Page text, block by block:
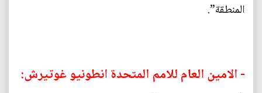
المنطقة”.
- الامين العام للامم المتحدة انطونيو غوتيرش: